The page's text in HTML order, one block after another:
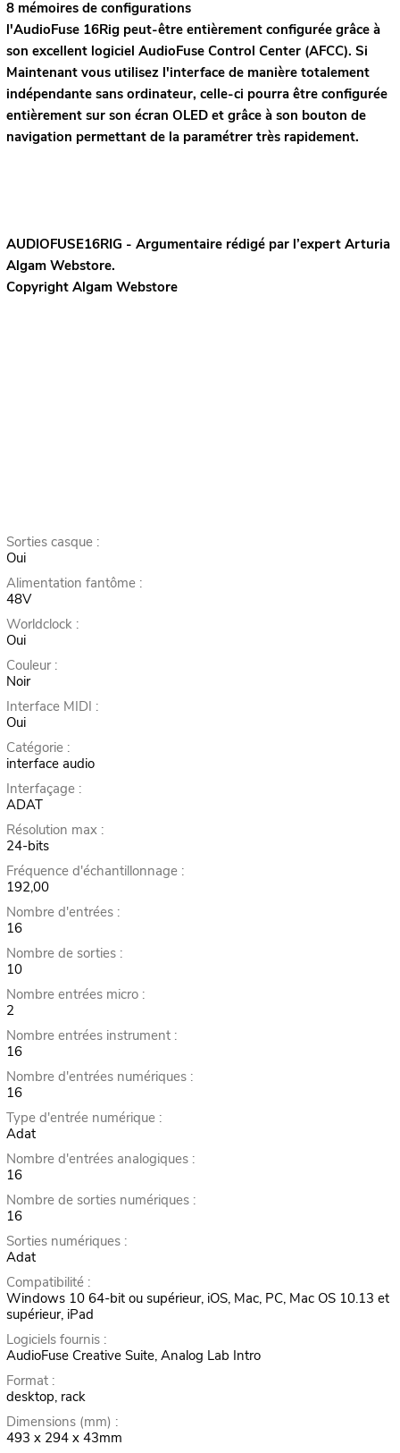
8 mémoires de configurations
l'AudioFuse 16Rig peut-être entièrement configurée grâce à
son excellent logiciel AudioFuse Control Center (AFCC). Si
Maintenant vous utilisez l'interface de manière totalement
indépendante sans ordinateur, celle-ci pourra être configurée
entièrement sur son écran OLED et grâce à son bouton de
navigation permettant de la paramétrer très rapidement.
AUDIOFUSE16RIG - Argumentaire rédigé par l’expert Arturia
Algam Webstore.
Copyright Algam Webstore
Sorties casque :
Oui
Alimentation fantôme :
48V
Worldclock :
Oui
Couleur :
Noir
Interface MIDI :
Oui
Catégorie :
interface audio
Interfaçage :
ADAT
Résolution max :
24-bits
Fréquence d'échantillonnage :
192,00
Nombre d'entrées :
16
Nombre de sorties :
10
Nombre entrées micro :
2
Nombre entrées instrument :
16
Nombre d'entrées numériques :
16
Type d'entrée numérique :
Adat
Nombre d'entrées analogiques :
16
Nombre de sorties numériques :
16
Sorties numériques :
Adat
Compatibilité :
Windows 10 64-bit ou supérieur, iOS, Mac, PC, Mac OS 10.13 et
supérieur, iPad
Logiciels fournis :
AudioFuse Creative Suite, Analog Lab Intro
Format :
desktop, rack
Dimensions (mm) :
493 x 294 x 43mm